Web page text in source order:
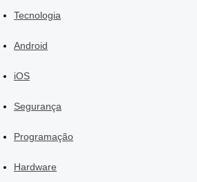
Tecnologia
Android
iOS
Segurança
Programação
Hardware